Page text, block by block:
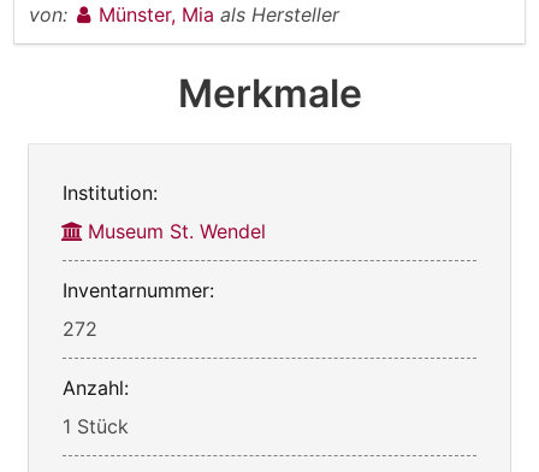
von:
Münster, Mia als Hersteller
Merkmale
Institution:
Museum St. Wendel
Inventarnummer:
272
Anzahl:
1 Stück